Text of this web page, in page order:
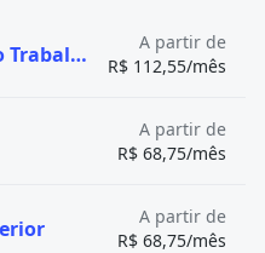
Técnico em Segurança do Trabalho
A partir de
R$ 112,55/mês
A partir de
R$ 68,75/mês
A partir de
R$ 68,75/mês